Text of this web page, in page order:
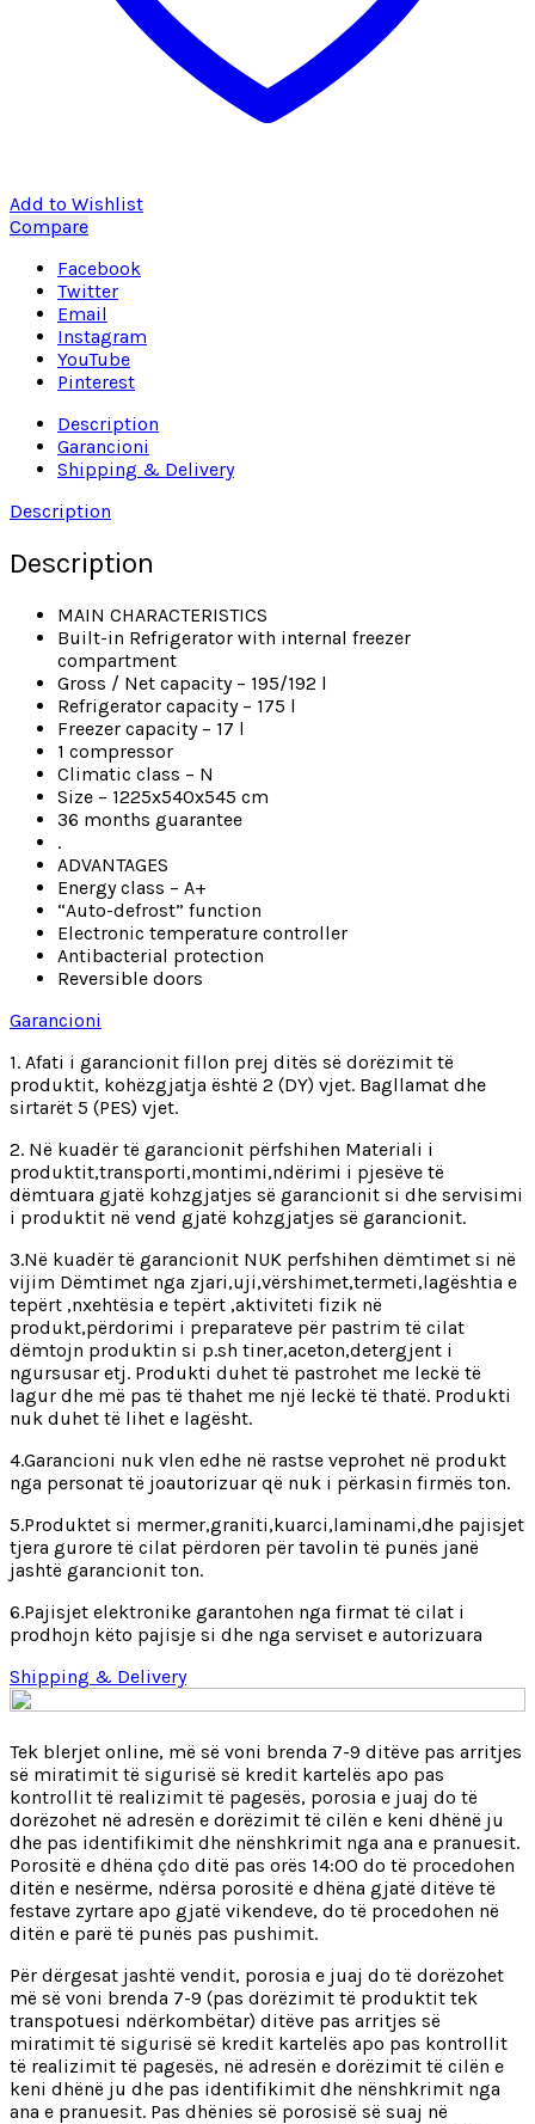
Add to Wishlist
Compare
Facebook
Twitter
Email
Instagram
YouTube
Pinterest
Description
Garancioni
Shipping & Delivery
Description
Description
MAIN CHARACTERISTICS
Built-in Refrigerator with internal freezer
compartment
Gross / Net capacity – 195/192 l
Refrigerator capacity – 175 l
Freezer capacity – 17 l
1 compressor
Climatic class – N
Size – 1225x540x545 cm
36 months guarantee
.
ADVANTAGES
Energy class – A+
“Auto-defrost” function
Electronic temperature controller
Antibacterial protection
Reversible doors
Garancioni
1. Afati i garancionit fillon prej ditës së dorëzimit të
produktit, kohëzgjatja është 2 (DY) vjet. Bagllamat dhe
sirtarët 5 (PES) vjet.
2. Në kuadër të garancionit përfshihen Materiali i
produktit,transporti,montimi,ndërimi i pjesëve të
dëmtuara gjatë kohzgjatjes së garancionit si dhe servisimi
i produktit në vend gjatë kohzgjatjes së garancionit.
3.Në kuadër të garancionit NUK perfshihen dëmtimet si në
vijim Dëmtimet nga zjari,uji,vërshimet,termeti,lagështia e
tepërt ,nxehtësia e tepërt ,aktiviteti fizik në
produkt,përdorimi i preparateve për pastrim të cilat
dëmtojn produktin si p.sh tiner,aceton,detergjent i
ngursusar etj. Produkti duhet të pastrohet me leckë të
lagur dhe më pas të thahet me një leckë të thatë. Produkti
nuk duhet të lihet e lagësht.
4.Garancioni nuk vlen edhe në rastse veprohet në produkt
nga personat të joautorizuar që nuk i përkasin firmës ton.
5.Produktet si mermer,graniti,kuarci,laminami,dhe pajisjet
tjera gurore të cilat përdoren për tavolin të punës janë
jashtë garancionit ton.
6.Pajisjet elektronike garantohen nga firmat të cilat i
prodhojn këto pajisje si dhe nga serviset e autorizuara
Shipping & Delivery
Tek blerjet online, më së voni brenda 7-9 ditëve pas arritjes
së miratimit të sigurisë së kredit kartelës apo pas
kontrollit të realizimit të pagesës, porosia e juaj do të
dorëzohet në adresën e dorëzimit të cilën e keni dhënë ju
dhe pas identifikimit dhe nënshkrimit nga ana e pranuesit.
Porositë e dhëna çdo ditë pas orës 14:00 do të procedohen
ditën e nesërme, ndërsa porositë e dhëna gjatë ditëve të
festave zyrtare apo gjatë vikendeve, do të procedohen në
ditën e parë të punës pas pushimit.
Për dërgesat jashtë vendit, porosia e juaj do të dorëzohet
më së voni brenda 7-9 (pas dorëzimit të produktit tek
transpotuesi ndërkombëtar) ditëve pas arritjes së
miratimit të sigurisë së kredit kartelës apo pas kontrollit
të realizimit të pagesës, në adresën e dorëzimit të cilën e
keni dhënë ju dhe pas identifikimit dhe nënshkrimit nga
ana e pranuesit. Pas dhënies së porosisë së suaj në